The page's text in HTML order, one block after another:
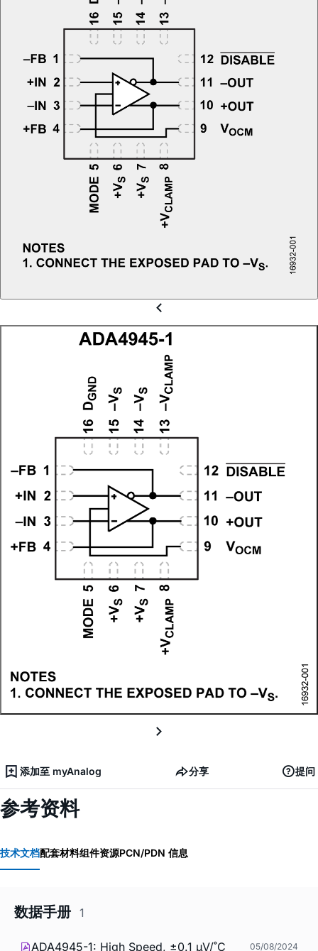
添加至 myAnalog 分享 提问
参考资料
技术文档配套材料组件资源PCN/PDN 信息
数据手册 1
ADA4945-1: High Speed, ±0.1 µV/˚C 05/08/2024